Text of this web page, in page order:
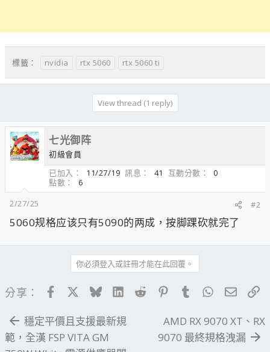
標籤： nvidia rtx 5060 rtx 5060 ti
View thread (1 reply)
七光御阵
初級會員
已加入
11/27/19 訊息 41 互動分數
0
點數
6
2/27/25
#2
5060规格应该只有5090的两成，按脚踝砍就完了
你必須登入或註冊才能在此回覆。
分享： FacebookBlueskyLinkedIn
Reddit PinterestTumblrWhatsApp
電子
穩定平價且支援最新規
範，全漢 FSP VITA GM
AMD RX 9070 XT、RX
9070 最終規格洩漏